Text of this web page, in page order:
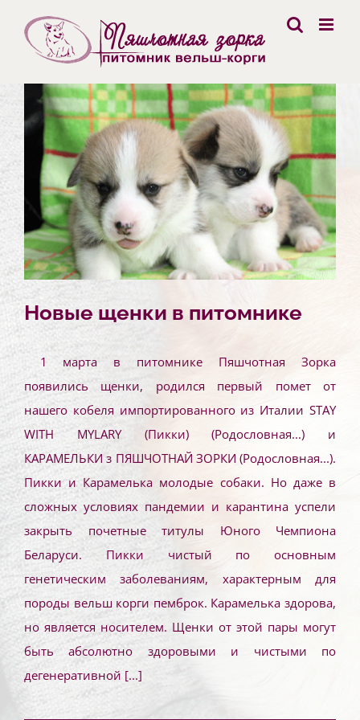
content
Новые щенки в питомнике
1 марта в питомнике Пяшчотная Зорка
появились щенки, родился первый помет от
нашего кобеля импортированного из Италии STAY
WITH MYLARY (Пикки) (Родословная...) и
КАРАМЕЛЬКИ з ПЯШЧОТНАЙ ЗОРКИ (Родословная...).
Пикки и Карамелька молодые собаки. Но даже в
сложных условиях пандемии и карантина успели
закрыть почетные титулы Юного Чемпиона
Беларуси. Пикки чистый по основным
генетическим заболеваниям, характерным для
породы вельш корги пемброк. Карамелька здорова,
но является носителем. Щенки от этой пары могут
быть абсолютно здоровыми и чистыми по
дегенеративной [...]